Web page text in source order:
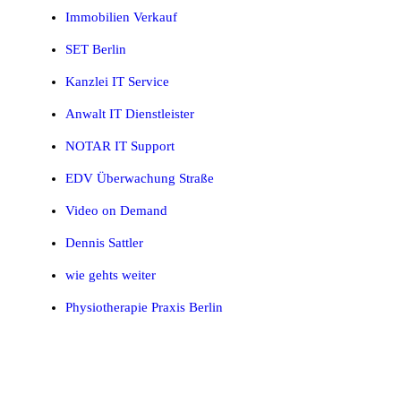
Immobilien Verkauf
SET Berlin
Kanzlei IT Service
Anwalt IT Dienstleister
NOTAR IT Support
EDV Überwachung Straße
Video on Demand
Dennis Sattler
wie gehts weiter
Physiotherapie Praxis Berlin